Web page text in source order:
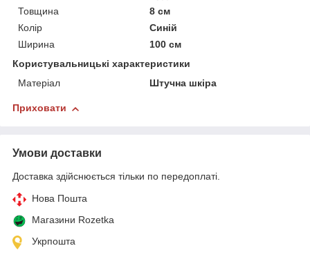
Товщина
8 см
Колір
Синій
Ширина
100 см
Користувальницькі характеристики
Матеріал
Штучна шкіра
Приховати
Умови доставки
Доставка здійснюється тільки по передоплаті.
Нова Пошта
Магазини Rozetka
Укрпошта